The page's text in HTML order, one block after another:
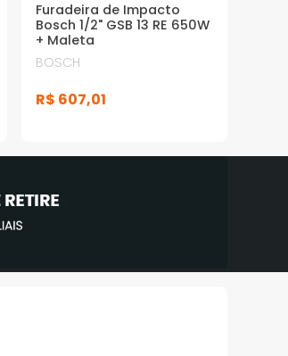
Furadeira de Impacto
Bosch 1/2" GSB 13 RE 650W
+ Maleta
BOSCH
R$ 607,01